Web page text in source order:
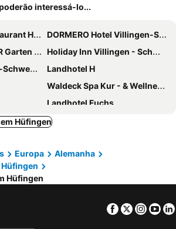
interessá-lo...
DORMERO Hotel Villingen-Schwenningen
Paare, Familien, Hunde
Holiday Inn Villingen - Schwenningen By Ihg
Landhotel H
Waldeck Spa Kur - & Wellness Resort
Landhotel Fuchs
Gasthof-pension Steppacher
Hüfingen
Europa
Alemanha
Hüfingen
Hüfingen
Facebook
Twitter